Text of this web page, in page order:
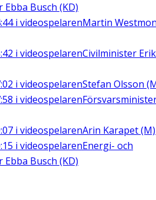
Busch (KD)
i videospelarenMartin
i videospelarenCivilminister Erik
i videospelarenStefan Olsson
i videospelaren
i videospelarenArin Karapet (M)
i videospelarenEnergi- och
Busch (KD)